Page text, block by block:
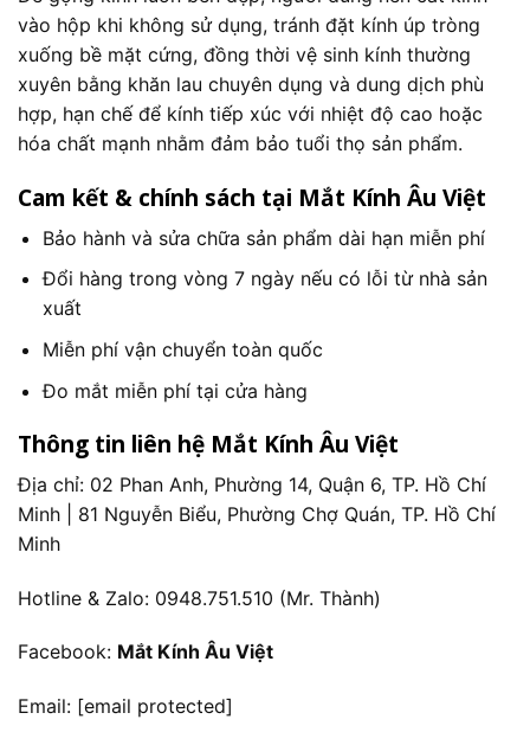
vào hộp khi không sử dụng, tránh đặt kính úp tròng
xuống bề mặt cứng, đồng thời vệ sinh kính thường
xuyên bằng khăn lau chuyên dụng và dung dịch phù
hợp, hạn chế để kính tiếp xúc với nhiệt độ cao hoặc
hóa chất mạnh nhằm đảm bảo tuổi thọ sản phẩm.
Cam kết & chính sách tại Mắt Kính Âu Việt
Bảo hành và sửa chữa sản phẩm dài hạn miễn phí
Đổi hàng trong vòng 7 ngày nếu có lỗi từ nhà sản
xuất
Miễn phí vận chuyển toàn quốc
Đo mắt miễn phí tại cửa hàng
Thông tin liên hệ Mắt Kính Âu Việt
Địa chỉ: 02 Phan Anh, Phường 14, Quận 6, TP. Hồ Chí
Minh | 81 Nguyễn Biểu, Phường Chợ Quán, TP. Hồ Chí
Minh
Hotline & Zalo: 0948.751.510 (Mr. Thành)
Facebook: Mắt Kính Âu Việt
Email: [email protected]